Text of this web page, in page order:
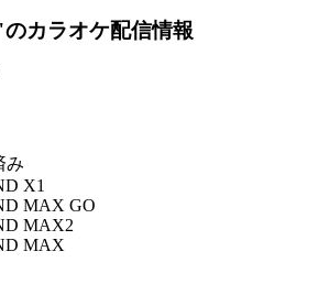
のカラオケ配信情報
み
X1
MAX GO
MAX2
MAX